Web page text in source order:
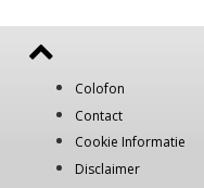
Colofon
Contact
Cookie Informatie
Disclaimer